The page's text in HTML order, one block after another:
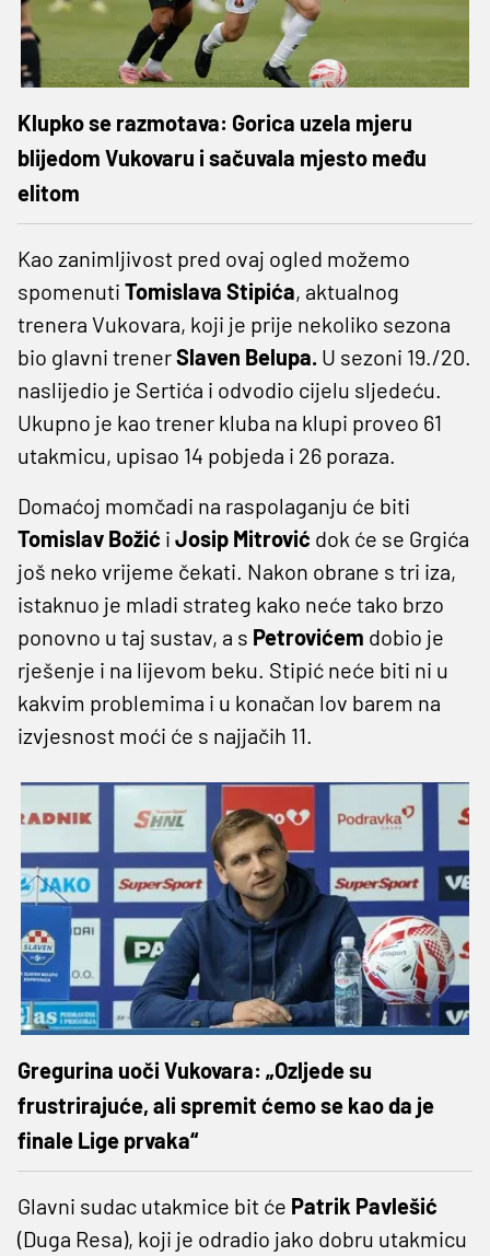
Klupko se razmotava: Gorica uzela mjeru
blijedom Vukovaru i sačuvala mjesto među
elitom
Kao zanimljivost pred ovaj ogled možemo
spomenuti Tomislava Stipića, aktualnog
trenera Vukovara, koji je prije nekoliko sezona
bio glavni trenerSlaven Belupa. U sezoni 19./20.
naslijedio je Sertića i odvodio cijelu sljedeću.
Ukupno je kao trener kluba na klupi proveo 61
utakmicu, upisao 14 pobjeda i 26 poraza.
Domaćoj momčadi na raspolaganju će biti
Tomislav Božić i Josip Mitrović dok će se Grgića
još neko vrijeme čekati. Nakon obrane s tri iza,
istaknuo je mladi strateg kako neće tako brzo
ponovno u taj sustav, a s Petrovićem dobio je
rješenje i na lijevom beku. Stipić neće biti ni u
kakvim problemima i u konačan lov barem na
izvjesnost moći će s najjačih 11.
Gregurina uoči Vukovara: „Ozljede su
frustrirajuće, ali spremit ćemo se kao da je
finale Lige prvaka“
Glavni sudac utakmice bit će Patrik Pavlešić
(Duga Resa), koji je odradio jako dobru utakmicu